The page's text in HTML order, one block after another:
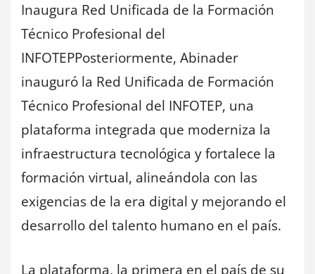
Inaugura Red Unificada de la Formación
Técnico Profesional del
INFOTEPPosteriormente, Abinader
inauguró la Red Unificada de Formación
Técnico Profesional del INFOTEP, una
plataforma integrada que moderniza la
infraestructura tecnológica y fortalece la
formación virtual, alineándola con las
exigencias de la era digital y mejorando el
desarrollo del talento humano en el país.
La plataforma, la primera en el país de su